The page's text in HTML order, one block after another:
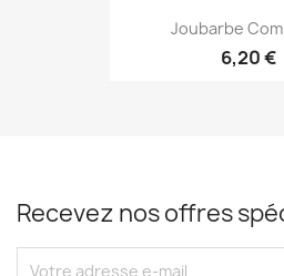
Joubarbe
6,20 €
Recevez nos offres